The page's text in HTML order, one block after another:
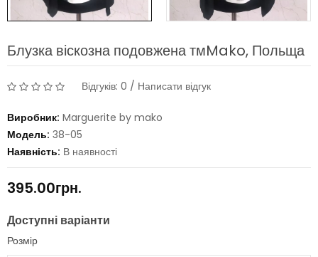
Блузка віскозна подовжена тмMako, Польща
Відгуків: 0 / Написати відгук
Виробник: Marguerite by mako
Модель: 38-05
Наявність: В наявності
395.00грн.
Доступні варіанти
Розмір